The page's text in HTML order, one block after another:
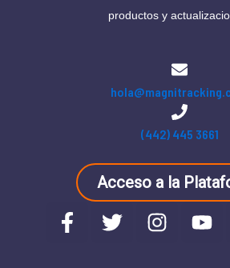
productos y
(442) 445 3661
Acceso a la
F
a
T
w
I
n
Y
o